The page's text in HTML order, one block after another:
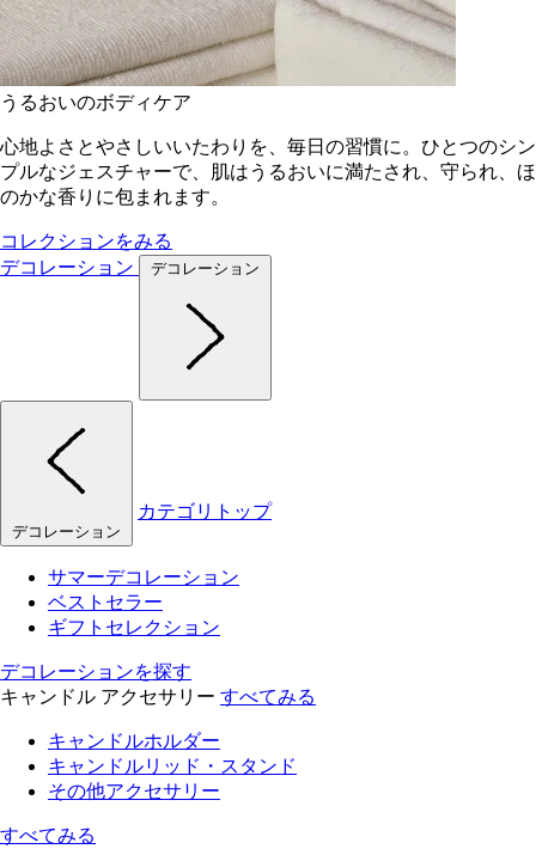
うるおいのボディケア
心地よさとやさしいいたわりを、毎日の習慣に。ひとつのシン
プルなジェスチャーで、肌はうるおいに満たされ、守られ、ほ
のかな香りに包まれます。
コレクションをみる
デコレーション
デコレーション
デコレーション
カテゴリトップ
サマーデコレーション
ベストセラー
ギフトセレクション
デコレーションを探す
キャンドル アクセサリー すべてみる
キャンドルホルダー
キャンドルリッド・スタンド
その他アクセサリー
すべてみる